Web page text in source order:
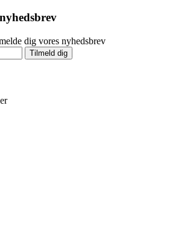
dig vores nyhedsbrev
Tilmeld dig